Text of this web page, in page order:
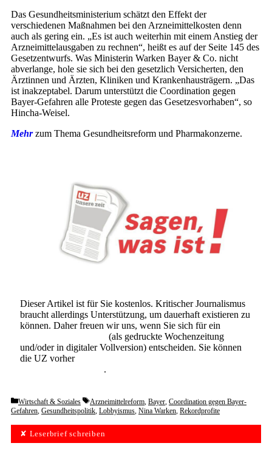
Das Gesundheitsministerium schätzt den Effekt der
verschiedenen Maßnahmen bei den Arzneimittelkosten denn
auch als gering ein. „Es ist auch weiterhin mit einem Anstieg der
Arzneimittelausgaben zu rechnen“, heißt es auf der Seite 145 des
Gesetzentwurfs. Was Ministerin Warken Bayer & Co. nicht
abverlange, hole sie sich bei den gesetzlich Versicherten, den
Ärztinnen und Ärzten, Kliniken und Krankenhausträgern. „Das
ist inakzeptabel. Darum unterstützt die Coordination gegen
Bayer-Gefahren alle Proteste gegen das Gesetzesvorhaben“, so
Hincha-Weisel.
Mehrzum Thema Gesundheits­reform und Pharmakonzerne.
Dieser Artikel ist für Sie kostenlos. Kritischer Journalismus
braucht allerdings Unterstützung, um dauerhaft existieren zu
können. Daher freuen wir uns, wenn Sie sich für ein
(als gedruckte Wochenzeitung
und/oder in digitaler Vollversion) entscheiden. Sie können
die UZ vorher
.
Categories
Wirtschaft & Soziales Tags
Arzneimittelreform, Bayer, Coordination gegen Bayer-
Gefahren, Gesundheitspolitik, Lobbyismus, Nina Warken, Rekordprofite
✘ Leserbrief schreiben